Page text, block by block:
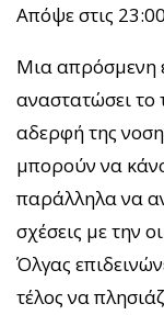
Απόψε στις
Μια απρόσμενη
αναστατώσει το
αδερφή της
μπορούν να
παράλληλα να
σχέσεις με την
Όλγας
τέλος να